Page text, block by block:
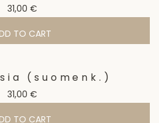
31,00 €
TO CART
(suomenk.)
31,00 €
TO CART